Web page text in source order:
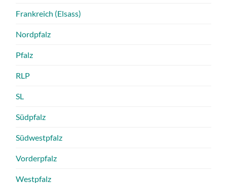
Frankreich (Elsass)
Nordpfalz
Pfalz
RLP
SL
Südpfalz
Südwestpfalz
Vorderpfalz
Westpfalz